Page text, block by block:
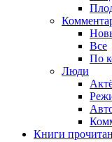
Все
По
Люди
Книги